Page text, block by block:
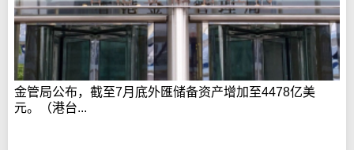
金管局公布，截至7月底外匯储备资产增加至4478亿美
元。（港台...